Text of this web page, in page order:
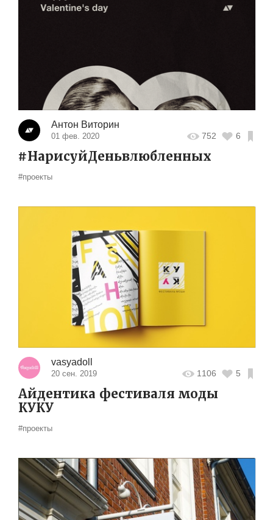
Антон Виторин
01 фев. 2020 752 6
#НарисуйДеньвлюбленных
#проекты
vasyadoll
20 сен. 2019 1106 5
Айдентика фестиваля моды
КУКУ
#проекты